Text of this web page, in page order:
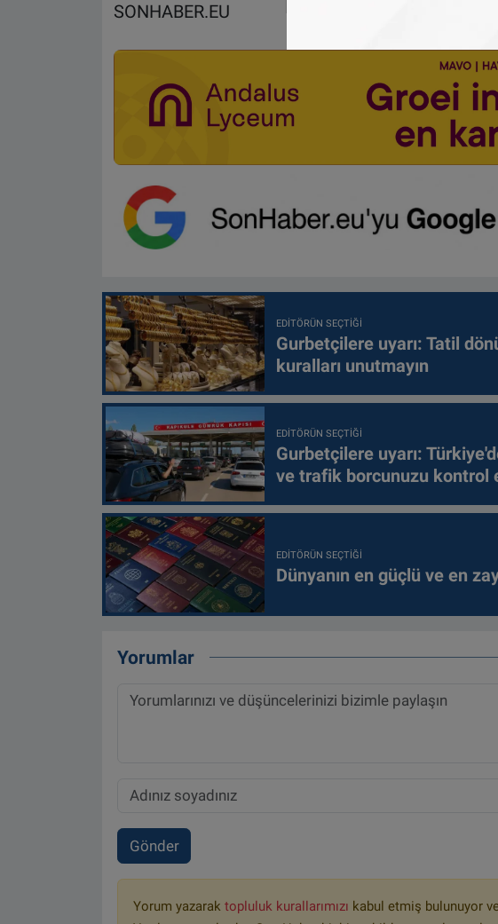
SONHABER.EU
EDITÖRÜN SEÇTIĞI
Gurbetçilere uyarı: Tatil
kuralları unutmayın
EDITÖRÜN SEÇTIĞI
Gurbetçilere uyarı:
ve trafik borcunuzu kontrol
EDITÖRÜN SEÇTIĞI
Dünyanın en güçlü ve en
Yorumlar
Gönder
Yorum yazarak topluluk kurallarımızı kabul etmiş bulunuyor